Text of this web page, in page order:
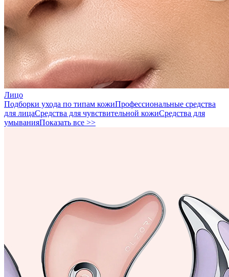
Лицо
Подборки ухода по типам кожиПрофессиональные средства
для лицаСредства для чувствительной кожиСредства для
умыванияПоказать все >>